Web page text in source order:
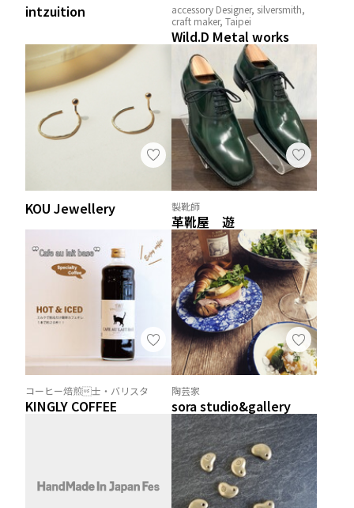
intzuition
accessory Designer, silversmith,
craft maker, Taipei
Wild.D Metal works
KOU Jewellery 製靴師
革靴屋 遊
コーヒー焙煎士・バリスタ
KINGLY COFFEE
陶芸家
sora studio&gallery